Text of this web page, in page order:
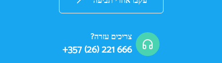
צריכים עזרה?
+357 (26) 221 666